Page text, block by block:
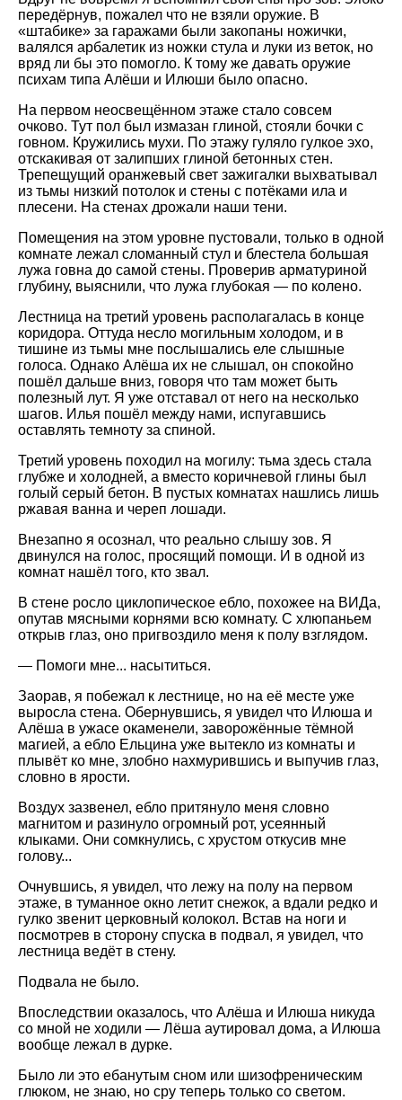
передёрнув, пожалел что не взяли оружие. В
«штабике» за гаражами были закопаны ножички,
валялся арбалетик из ножки стула и луки из веток, но
вряд ли бы это помогло. К тому же давать оружие
психам типа Алёши и Илюши было опасно.
На первом неосвещённом этаже стало совсем
очково. Тут пол был измазан глиной, стояли бочки с
говном. Кружились мухи. По этажу гуляло гулкое эхо,
отскакивая от залипших глиной бетонных стен.
Трепещущий оранжевый свет зажигалки выхватывал
из тьмы низкий потолок и стены с потёками ила и
плесени. На стенах дрожали наши тени.
Помещения на этом уровне пустовали, только в одной
комнате лежал сломанный стул и блестела большая
лужа говна до самой стены. Проверив арматуриной
глубину, выяснили, что лужа глубокая — по колено.
Лестница на третий уровень располагалась в конце
коридора. Оттуда несло могильным холодом, и в
тишине из тьмы мне послышались еле слышные
голоса. Однако Алёша их не слышал, он спокойно
пошёл дальше вниз, говоря что там может быть
полезный лут. Я уже отставал от него на несколько
шагов. Илья пошёл между нами, испугавшись
оставлять темноту за спиной.
Третий уровень походил на могилу: тьма здесь стала
глубже и холодней, а вместо коричневой глины был
голый серый бетон. В пустых комнатах нашлись лишь
ржавая ванна и череп лошади.
Внезапно я осознал, что реально слышу зов. Я
двинулся на голос, просящий помощи. И в одной из
комнат нашёл того, кто звал.
В стене росло циклопическое ебло, похожее на ВИДа,
опутав мясными корнями всю комнату. С хлюпаньем
открыв глаз, оно пригвоздило меня к полу взглядом.
— Помоги мне... насытиться.
Заорав, я побежал к лестнице, но на её месте уже
выросла стена. Обернувшись, я увидел что Илюша и
Алёша в ужасе окаменели, заворожённые тёмной
магией, а ебло Ельцина уже вытекло из комнаты и
плывёт ко мне, злобно нахмурившись и выпучив глаз,
словно в ярости.
Воздух зазвенел, ебло притянуло меня словно
магнитом и разинуло огромный рот, усеянный
клыками. Они сомкнулись, с хрустом откусив мне
голову...
Очнувшись, я увидел, что лежу на полу на первом
этаже, в туманное окно летит снежок, а вдали редко и
гулко звенит церковный колокол. Встав на ноги и
посмотрев в сторону спуска в подвал, я увидел, что
лестница ведёт в стену.
Подвала не было.
Впоследствии оказалось, что Алёша и Илюша никуда
со мной не ходили — Лёша аутировал дома, а Илюша
вообще лежал в дурке.
Было ли это ебанутым сном или шизофреническим
глюком, не знаю, но сру теперь только со светом.